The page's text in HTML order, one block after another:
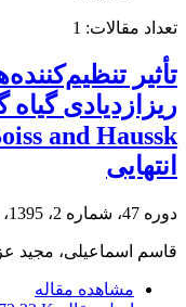
تعداد مقالات: 1
تأثیر
انتهایی
دوره 47، شماره 2، 1395، صفحه
قاسم اسماعیلی، مجید
مشاهده مقاله